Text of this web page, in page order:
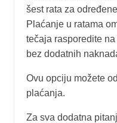
šest rata za
Plaćanje u ratama
tečaja rasporedite
bez dodatnih
Ovu opciju možete
plaćanja.
Za sva dodatna